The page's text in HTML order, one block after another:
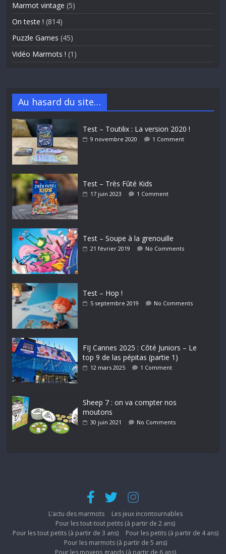
Marmot vintage (5)
On teste ! (814)
Puzzle Games (45)
Vidéo Marmots ! (1)
Au hasard du site…
Test – Toutilix : La version 2020 !
9 novembre 2020 1 Comment
Test – Très Fûté Kids
17 juin 2023 1 Comment
Test – Soupe à la grenouille
21 février 2019 No Comments
Test – Hop !
5 septembre 2019 No Comments
FIJ Cannes 2025 : Côté Juniors – Le
top 9 de las pépitas (partie 1)
12 mars 2025 1 Comment
Sheep 7 : on va compter nos
moutons
30 juin 2021 No Comments
L’actu des marmots
Les jeux incontournables
Pour les tout-tout petits (à partir de 2 ans)
Pour les tout petits (à partir de 3 ans)
Pour les petits (à partir de 4 ans)
Pour les marmots (à partir de 5 ans)